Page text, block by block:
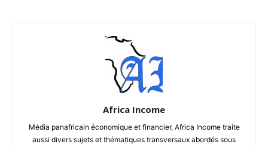
Africa Income
Média panafricain économique et financier, Africa Income traite
aussi divers sujets et thématiques transversaux abordés sous